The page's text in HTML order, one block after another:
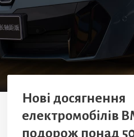
Нові досягнення
електромобілів
подорож понад